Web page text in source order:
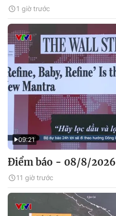
1 giờ trước
09:21
Điểm báo - 08/8/2026
11 giờ trước